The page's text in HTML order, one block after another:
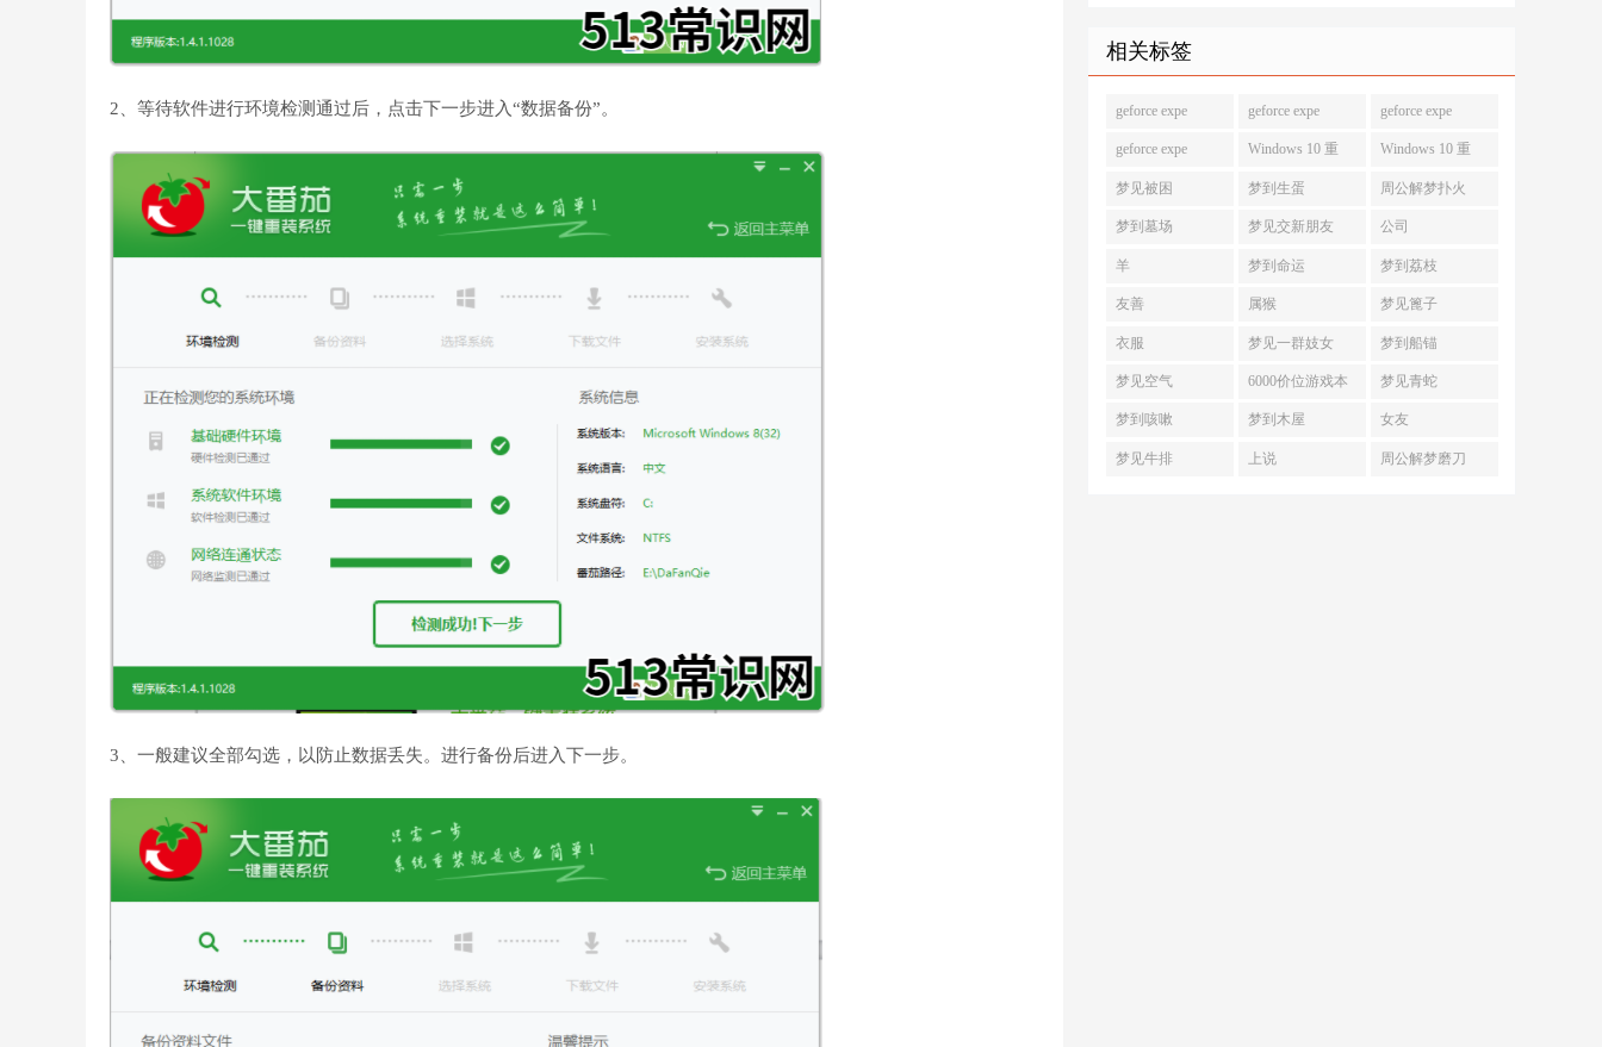
2、等待软件进行环境检测通过后，点击下一步进入“数据备份”。
3、一般建议全部勾选，以防止数据丢失。进行备份后进入下一步。
相关标签
geforce expe geforce expe geforce expe
geforce expe Windows 10 重 Windows 10 重
梦见被困 梦到生蛋 周公解梦扑火
梦到墓场 梦见交新朋友 公司
羊 梦到命运 梦到荔枝
友善 属猴 梦见篦子
衣服 梦见一群妓女 梦到船锚
梦见空气 6000价位游戏本 梦见青蛇
梦到咳嗽 梦到木屋 女友
梦见牛排 上说 周公解梦磨刀